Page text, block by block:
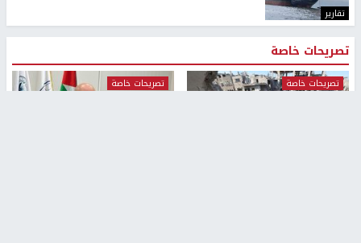
تقارير
تصريحات خاصة
تصريحات خاصة تصريحات خاصة